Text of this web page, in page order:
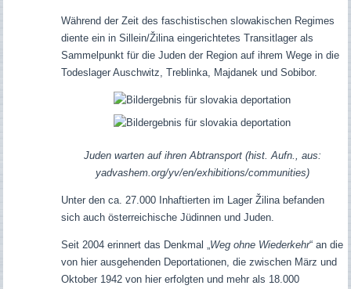
Während der Zeit des faschistischen slowakischen Regimes
diente ein in Sillein/Žilina eingerichtetes Transitlager als
Sammelpunkt für die Juden der Region auf ihrem Wege in die
Todeslager Auschwitz, Treblinka, Majdanek und Sobibor.
Juden warten auf ihren Abtransport (hist. Aufn., aus:
yadvashem.org/yv/en/exhibitions/communities)
Unter den ca. 27.000 Inhaftierten im Lager Žilina befanden
sich auch österreichische Jüdinnen und Juden.
Seit 2004 erinnert das Denkmal „ Weg ohne Wiederkehr“ an die
von hier ausgehenden Deportationen, die zwischen März und
Oktober 1942 von hier erfolgten und mehr als 18.000